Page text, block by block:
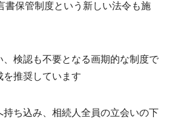
書保管制度という新しい法令も施
検認も不要となる画期的な制度で
推奨しています
持ち込み、相続人全員の立会いの下